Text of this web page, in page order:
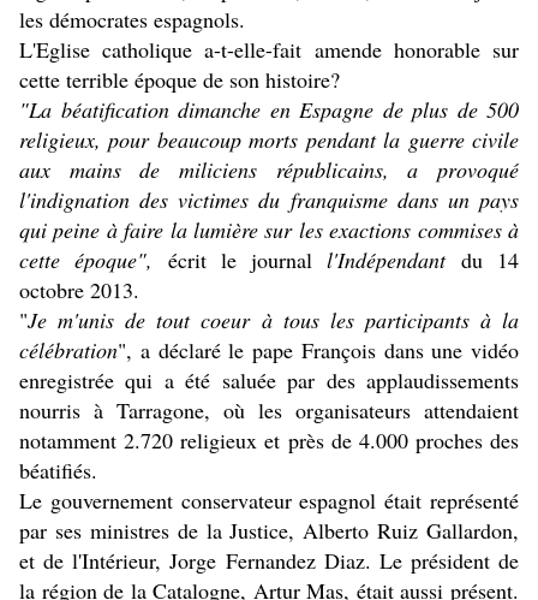
les démocrates espagnols.
L'Eglise catholique a-t-elle-fait amende honorable sur
cette terrible époque de son histoire?
"La béatification dimanche en Espagne de plus de 500
religieux, pour beaucoup morts pendant la guerre civile
aux mains de miliciens républicains, a provoqué
l'indignation des victimes du franquisme dans un pays
qui peine à faire la lumière sur les exactions commises à
cette époque", écrit le journal l'Indépendant du 14
octobre 2013.
"Je m'unis de tout coeur à tous les participants à la
célébration", a déclaré le pape François dans une vidéo
enregistrée qui a été saluée par des applaudissements
nourris à Tarragone, où les organisateurs attendaient
notamment 2.720 religieux et près de 4.000 proches des
béatifiés.
Le gouvernement conservateur espagnol était représenté
par ses ministres de la Justice, Alberto Ruiz Gallardon,
et de l'Intérieur, Jorge Fernandez Diaz. Le président de
la région de la Catalogne, Artur Mas, était aussi présent.